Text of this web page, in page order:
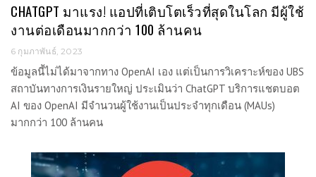
CHATGPT มาแรง! แอปที่เติบโตเร็วที่สุดในโลก มีผู้ใช้
งานต่อเดือนมากกว่า 100 ล้านคน
6 กุมภาพันธ์, 2023
ข้อมูลนี้ไม่ได้มาจากทาง OpenAI เอง แต่เป็นการวิเคราะห์ของ UBS
สถาบันทางการเงินรายใหญ่ ประเมินว่า ChatGPT บริการแชตบอต
AI ของ OpenAI มีจำนวนผู้ใช้งานเป็นประจำทุกเดือน (MAUs)
มากกว่า 100 ล้านคน